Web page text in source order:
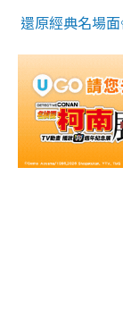
還原經典名場